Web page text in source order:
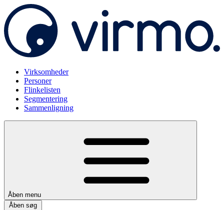
Virksomheder
Personer
Flinkelisten
Segmentering
Sammenligning
Åben menu
Åben søg